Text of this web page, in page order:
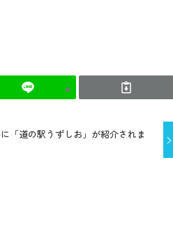
案内
「道の駅うずしお」が紹介されま